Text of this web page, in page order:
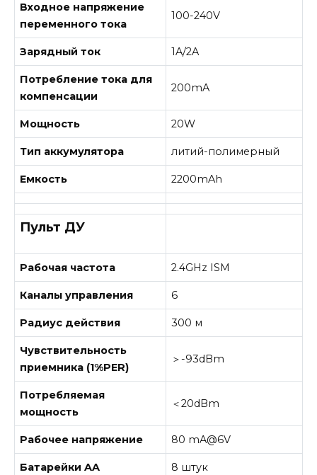
Входное напряжение
переменного тока
100-240V
Зарядный ток 1A/2A
Потребление тока для
компенсации
200mA
Мощность 20W
Тип аккумулятора литий-полимерный
Емкость 2200mAh
Пульт ДУ
Рабочая частота 2.4GHz ISM
Каналы управления 6
Радиус действия 300 м
Чувствительность
приемника (1%PER)
＞-93dBm
Потребляемая
мощность
＜20dBm
Рабочее напряжение 80 mA@6V
Батарейки AA 8 штук